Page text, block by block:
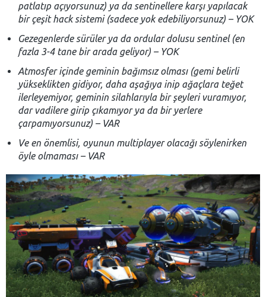
patlatıp açıyorsunuz) ya da sentinellere karşı yapılacak
bir çeşit hack sistemi (sadece yok edebiliyorsunuz) – YOK
Gezegenlerde sürüler ya da ordular dolusu sentinel (en
fazla 3-4 tane bir arada geliyor) – YOK
Atmosfer içinde geminin bağımsız olması (gemi belirli
yükseklikten gidiyor, daha aşağıya inip ağaçlara teğet
ilerleyemiyor, geminin silahlarıyla bir şeyleri vuramıyor,
dar vadilere girip çıkamıyor ya da bir yerlere
çarpamıyorsunuz) – VAR
Ve en önemlisi, oyunun multiplayer olacağı söylenirken
öyle olmaması – VAR